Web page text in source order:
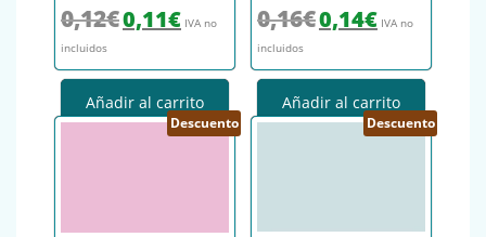
0,12€ El precio original era: 0,12€.
0,11€El precio actual es: 0,11€.
IVA no
incluidos
Añadir al carrito
0,16€ El precio original era: 0,16€.
0,14€El precio actual
IVA no
incluidos
Añadir al carrito
Descuento Descuento